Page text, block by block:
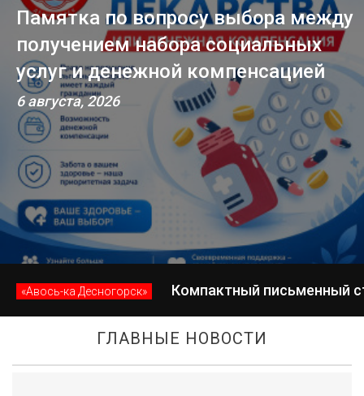
между
«Мы встретимся
завершилась вторая
смена
4 августа, 2026
«Авось-ка Десногорск» Компактный письменный
ГЛАВНЫЕ НОВОСТИ